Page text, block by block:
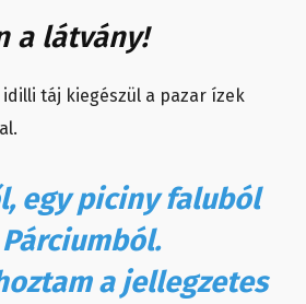
a látvány!
idilli táj kiegészül a pazar ízek
egy piciny faluból
a jellegzetes